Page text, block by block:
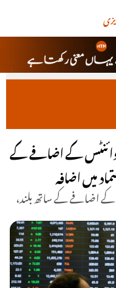
اسٹاک ایکسچینج 1,000 پوائنٹس کے اضافے کے
میں اضافہ
1,000 پوائنٹس کے اضافے کے ساتھ بلند،